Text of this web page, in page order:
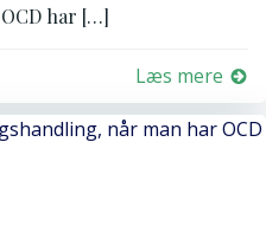
har […]
Læs mere